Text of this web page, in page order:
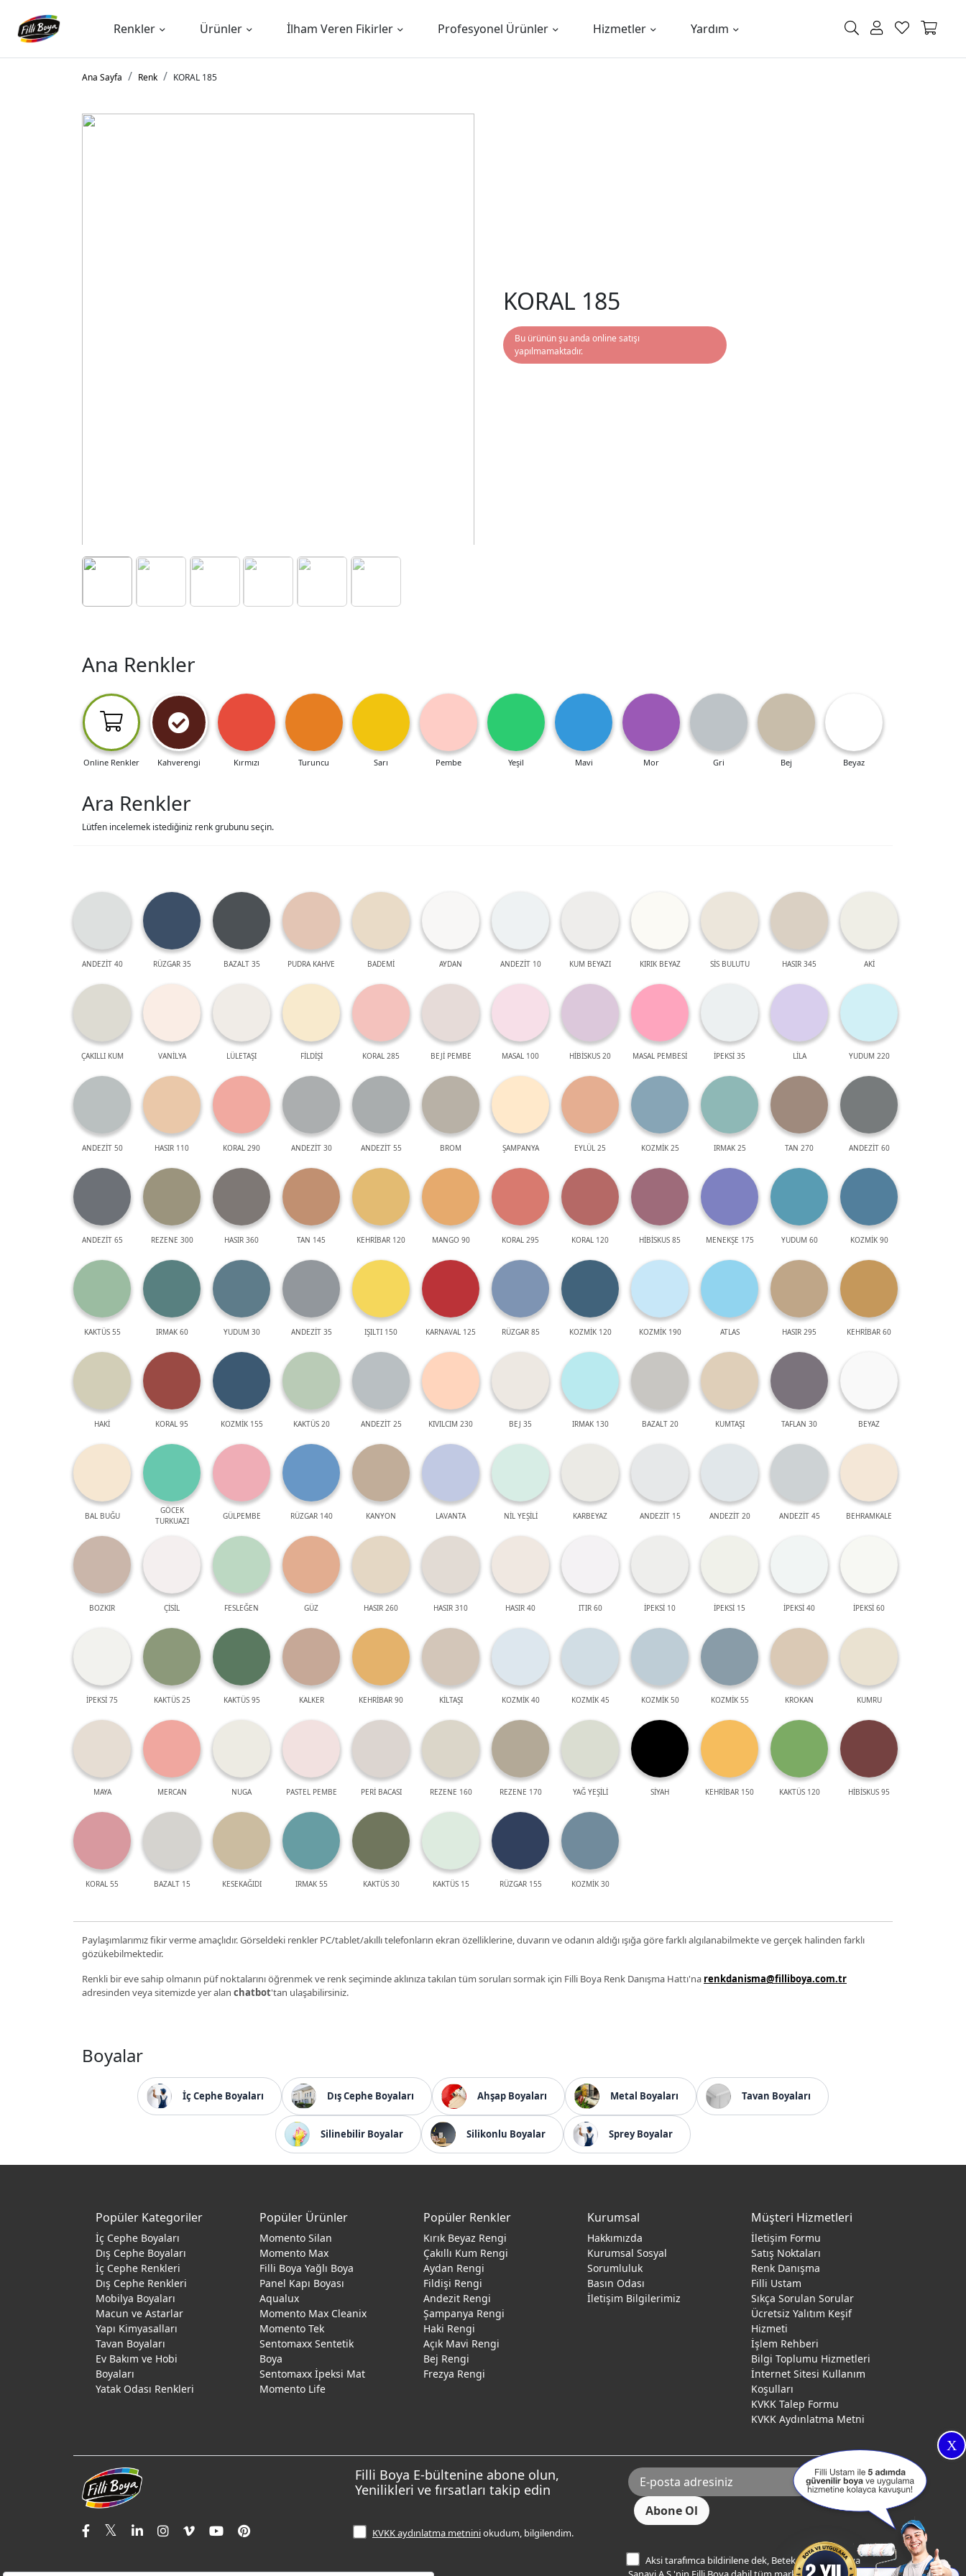
Renkler Ürünler İlham Veren Fikirler Profesyonel Ürünler Hizmetler Yardım
Ana Sayfa Renk KORAL 185
KORAL 185
Bu ürünün şu anda online satışı
yapılmamaktadır.
Ana Renkler
Online Renkler Kahverengi Kırmızı Turuncu Sarı Pembe Yeşil Mavi Mor Gri Bej Beyaz
Ara Renkler
Lütfen incelemek istediğiniz renk grubunu seçin.
ANDEZİT 40 RÜZGAR 35 BAZALT 35 PUDRA KAHVE BADEMİ AYDAN ANDEZİT 10 KUM BEYAZI KIRIK BEYAZ SİS BULUTU HASIR 345 AKİ
ÇAKILLI KUM VANİLYA LÜLETAŞI FİLDİŞİ KORAL 285 BEJİ PEMBE MASAL 100 HİBİSKUS 20 MASAL PEMBESİ İPEKSİ 35 LİLA YUDUM 220
ANDEZİT 50 HASIR 110 KORAL 290 ANDEZİT 30 ANDEZİT 55 BROM ŞAMPANYA EYLÜL 25 KOZMİK 25 IRMAK 25 TAN 270 ANDEZİT 60
ANDEZİT 65 REZENE 300 HASIR 360 TAN 145 KEHRİBAR 120 MANGO 90 KORAL 295 KORAL 120 HİBİSKUS 85 MENEKŞE 175 YUDUM 60 KOZMİK 90
KAKTÜS 55 IRMAK 60 YUDUM 30 ANDEZİT 35 IŞILTI 150 KARNAVAL 125 RÜZGAR 85 KOZMİK 120 KOZMİK 190 ATLAS HASIR 295 KEHRİBAR 60
HAKİ KORAL 95 KOZMİK 155 KAKTÜS 20 ANDEZİT 25 KIVILCIM 230 BEJ 35 IRMAK 130 BAZALT 20 KUMTAŞI TAFLAN 30 BEYAZ
BAL BUĞU
GÖCEK
TURKUAZI
GÜLPEMBE RÜZGAR 140 KANYON LAVANTA NİL YEŞİLİ KARBEYAZ ANDEZİT 15 ANDEZİT 20 ANDEZİT 45 BEHRAMKALE
BOZKIR ÇİSİL FESLEĞEN GÜZ HASIR 260 HASIR 310 HASIR 40 ITIR 60 İPEKSİ 10 İPEKSİ 15 İPEKSİ 40 İPEKSİ 60
İPEKSİ 75 KAKTÜS 25 KAKTÜS 95 KALKER KEHRİBAR 90 KİLTAŞI KOZMİK 40 KOZMİK 45 KOZMİK 50 KOZMİK 55 KROKAN KUMRU
MAYA MERCAN NUGA PASTEL PEMBE PERİ BACASI REZENE 160 REZENE 170 YAĞ YEŞİLİ SİYAH KEHRİBAR 150 KAKTÜS 120 HİBİSKUS 95
KORAL 55 BAZALT 15 KESEKAĞIDI IRMAK 55 KAKTÜS 30 KAKTÜS 15 RÜZGAR 155 KOZMİK 30
Paylaşımlarımız fikir verme amaçlıdır. Görseldeki renkler PC/tablet/akıllı telefonların ekran özelliklerine, duvarın ve odanın aldığı ışığa göre farklı algılanabilmekte ve gerçek halinden farklı
gözükebilmektedir.
Renkli bir eve sahip olmanın püf noktalarını öğrenmek ve renk seçiminde aklınıza takılan tüm soruları sormak için Filli Boya Renk Danışma Hattı'na renkdanisma@filliboya.com.tr
adresinden veya sitemizde yer alan chatbot'tan ulaşabilirsiniz.
Boyalar
İç Cephe Boyaları Dış Cephe Boyaları Ahşap Boyaları Metal Boyaları Tavan Boyaları
Silinebilir Boyalar Silikonlu Boyalar Sprey Boyalar
X
Popüler Kategoriler
İç Cephe Boyaları
Dış Cephe Boyaları
İç Cephe Renkleri
Dış Cephe Renkleri
Mobilya Boyaları
Macun ve Astarlar
Yapı Kimyasalları
Tavan Boyaları
Ev Bakım ve Hobi
Boyaları
Yatak Odası Renkleri
Popüler Ürünler
Momento Silan
Momento Max
Filli Boya Yağlı Boya
Panel Kapı Boyası
Aqualux
Momento Max Cleanix
Momento Tek
Sentomaxx Sentetik
Boya
Sentomaxx İpeksi Mat
Momento Life
Popüler Renkler
Kırık Beyaz Rengi
Çakıllı Kum Rengi
Aydan Rengi
Fildişi Rengi
Andezit Rengi
Şampanya Rengi
Haki Rengi
Açık Mavi Rengi
Bej Rengi
Frezya Rengi
Kurumsal
Hakkımızda
Kurumsal Sosyal
Sorumluluk
Basın Odası
İletişim Bilgilerimiz
Müşteri Hizmetleri
İletişim Formu
Satış Noktaları
Renk Danışma
Filli Ustam
Sıkça Sorulan Sorular
Ücretsiz Yalıtım Keşif
Hizmeti
İşlem Rehberi
Bilgi Toplumu Hizmetleri
İnternet Sitesi Kullanım
Koşulları
KVKK Talep Formu
KVKK Aydınlatma Metni
Filli Boya E-bültenine abone olun,
Yenilikleri ve fırsatları takip edin
KVKK aydınlatma metniniokudum, bilgilendim.
Aksi tarafımca bildirilene dek, Betek Boya ve Kimya